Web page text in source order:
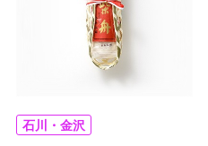
石川・金沢